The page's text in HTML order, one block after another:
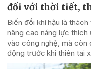
đối với thời tiết,
Biến đổi khí hậu là
nâng cao năng lực
vào công nghệ, mà còn
động trước khi thiên tai